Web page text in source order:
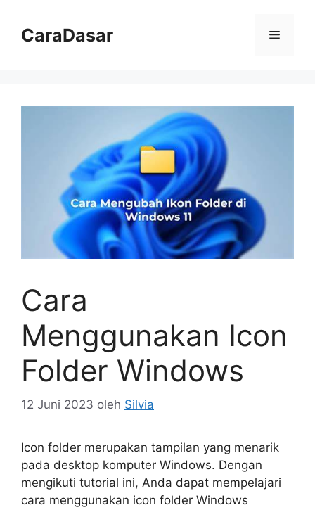
CaraDasar Menu
Cara
Menggunakan Icon
Folder Windows
12 Juni 2023 oleh Silvia
Icon folder merupakan tampilan yang menarik
pada desktop komputer Windows. Dengan
mengikuti tutorial ini, Anda dapat mempelajari
cara menggunakan icon folder Windows